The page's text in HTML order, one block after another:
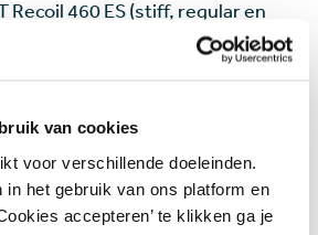
van cookies
voor verschillende doeleinden.
in het gebruik van ons platform en
accepteren’ te klikken ga je
Recoil 460 ES (stiff, regular en